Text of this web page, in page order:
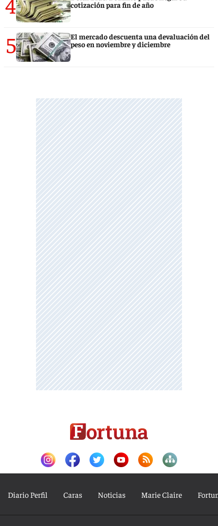
cotización para fin de año
5
El mercado descuenta una devaluación del
peso en noviembre y diciembre
Diario Perfil Caras Noticias Marie Claire